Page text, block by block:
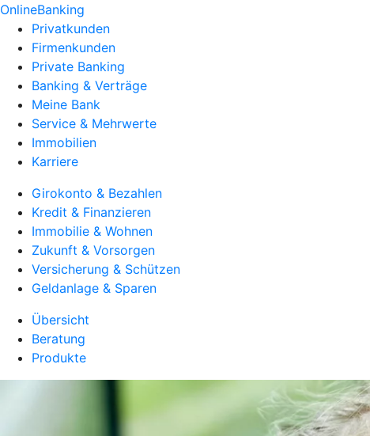
OnlineBanking
Privatkunden
Firmenkunden
Private Banking
Banking & Verträge
Meine Bank
Service & Mehrwerte
Immobilien
Karriere
Girokonto & Bezahlen
Kredit & Finanzieren
Immobilie & Wohnen
Zukunft & Vorsorgen
Versicherung & Schützen
Geldanlage & Sparen
Übersicht
Beratung
Produkte